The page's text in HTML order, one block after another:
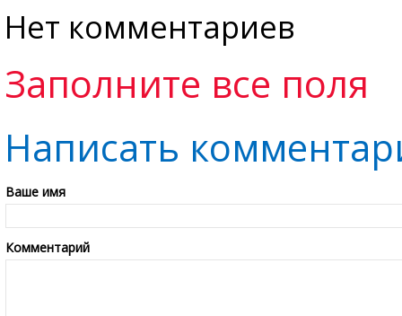
Нет комментариев
Заполните все поля
Написать
Ваше имя
Комментарий